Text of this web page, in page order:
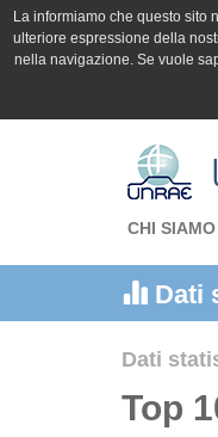
La informiamo che questo sito
ulteriore espressione della
nella navigazione. Se vuole
CHI SIAMO
Dati
Dati
Top